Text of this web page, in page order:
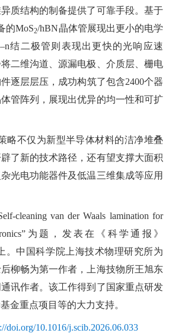
质结构的制备提供了可靠手段。基于
的MoS2/hBN晶体管展现出更小的电学
结二极管则表现出更快的光响应速
二维沟道、源漏电极、介质层、栅电
逐层层压，成功构筑了包含2400个器
管阵列，展现出优异的均一性和可扩
略不仅为新型半导体材料的洁净堆叠
了新的技术路径，还有望支撑大面积
光电功能器件及低温三维集成等应用
cleaning van der Waals lamination for
为题，发表在《科学通报》
上。中国科学院上海技术物理研究所为
柳畅为第一作者，上海技物所王旭东
讯作者。该工作得到了国家重点研发
金重点项目等的大力支持。
doi.org/10.1016/j.scib.2026.06.033